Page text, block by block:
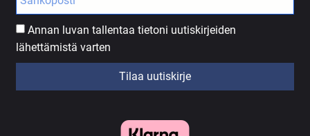
Annan luvan tallentaa tietoni uutiskirjeiden
lähettämistä varten
Tilaa uutiskirje